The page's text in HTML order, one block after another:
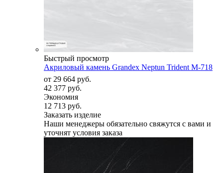
Быстрый просмотр
Акриловый камень Grandex Neptun Trident M-718
от 29 664 руб.
42 377 руб.
Экономия
12 713 руб.
Заказать изделие
Наши менеджеры обязательно свяжутся с вами и
уточнят условия заказа